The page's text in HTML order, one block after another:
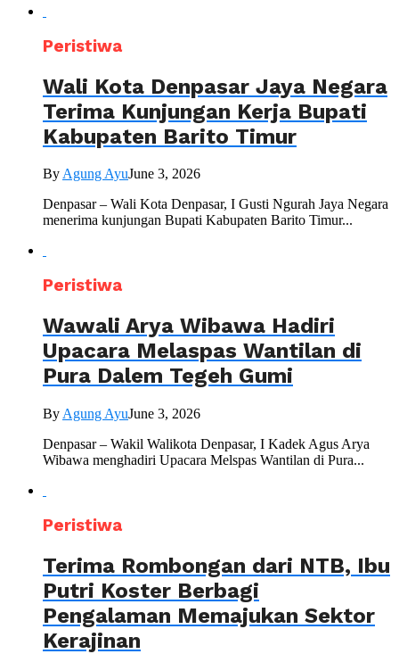
Peristiwa
Wali Kota Denpasar Jaya Negara
Terima Kunjungan Kerja Bupati
Kabupaten Barito Timur
ByAgung AyuJune 3, 2026
Denpasar – Wali Kota Denpasar, I Gusti Ngurah Jaya Negara
menerima kunjungan Bupati Kabupaten Barito Timur...
Peristiwa
Wawali Arya Wibawa Hadiri
Upacara Melaspas Wantilan di
Pura Dalem Tegeh Gumi
By Agung AyuJune 3, 2026
Denpasar – Wakil Walikota Denpasar, I Kadek Agus Arya
Wibawa menghadiri Upacara Melspas Wantilan di Pura...
Peristiwa
Terima Rombongan dari NTB, Ibu
Putri Koster Berbagi
Pengalaman Memajukan Sektor
Kerajinan